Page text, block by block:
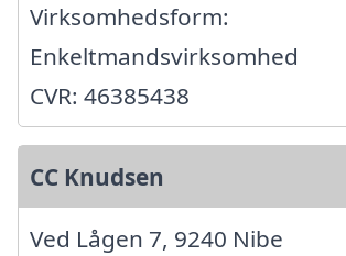
Virksomhedsform:
Enkeltmandsvirksomhed
CVR: 46385438
CC Knudsen
Ved Lågen 7, 9240 Nibe